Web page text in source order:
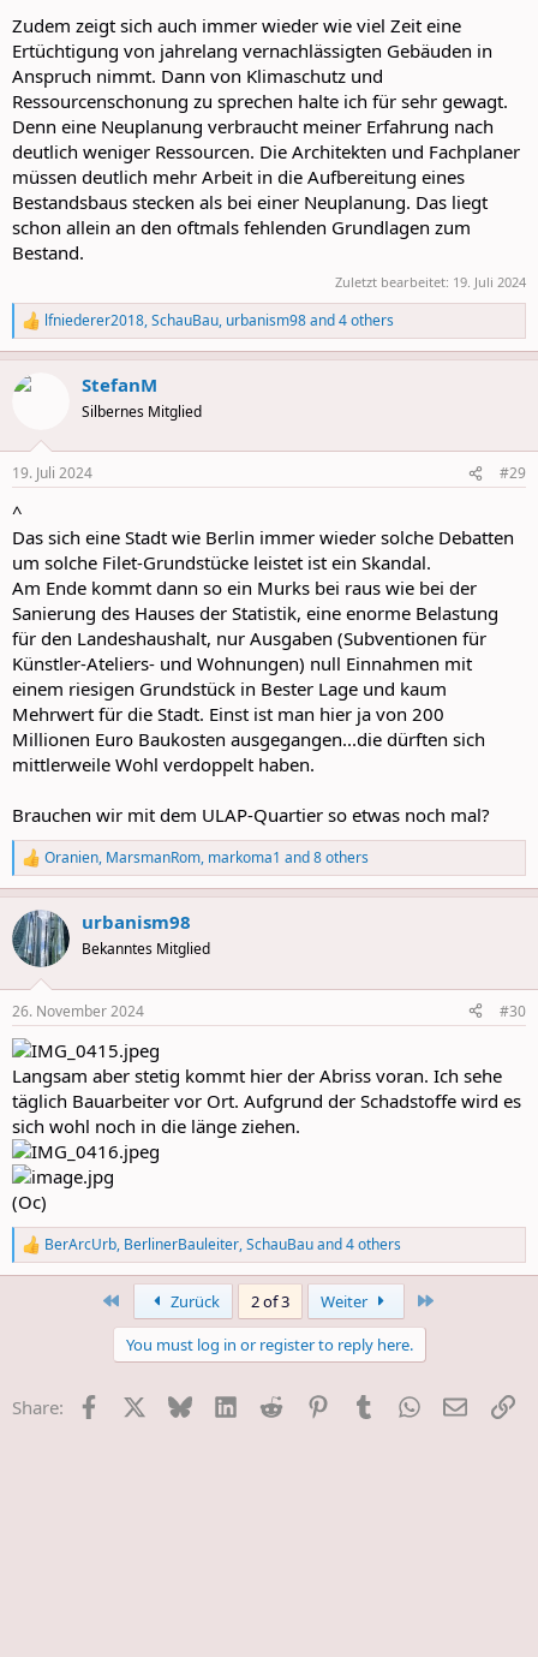
Zudem zeigt sich auch immer wieder wie viel Zeit eine
Ertüchtigung von jahrelang vernachlässigten Gebäuden in
Anspruch nimmt. Dann von Klimaschutz und
Ressourcenschonung zu sprechen halte ich für sehr gewagt.
Denn eine Neuplanung verbraucht meiner Erfahrung nach
deutlich weniger Ressourcen. Die Architekten und Fachplaner
müssen deutlich mehr Arbeit in die Aufbereitung eines
Bestandsbaus stecken als bei einer Neuplanung. Das liegt
schon allein an den oftmals fehlenden Grundlagen zum
Bestand.
Zuletzt bearbeitet: 19. Juli 2024
R
e
a
c
s
lfniederer2018,SchauBau, urbanism98and 4 others
StefanM
Silbernes Mitglied
19. Juli 2024 #29
^
Das sich eine Stadt wie Berlin immer wieder solche Debatten
um solche Filet-Grundstücke leistet ist ein Skandal.
Am Ende kommt dann so ein Murks bei raus wie bei der
Sanierung des Hauses der Statistik, eine enorme Belastung
für den Landeshaushalt, nur Ausgaben (Subventionen für
Künstler-Ateliers- und Wohnungen) null Einnahmen mit
einem riesigen Grundstück in Bester Lage und kaum
Mehrwert für die Stadt. Einst ist man hier ja von 200
Millionen Euro Baukosten ausgegangen...die dürften sich
mittlerweile Wohl verdoppelt haben.
Brauchen wir mit dem ULAP-Quartier so etwas noch mal?
R
e
a
c
t
i
s
:
Oranien, MarsmanRom, markoma1 and 8 others
urbanism98
Bekanntes Mitglied
26. November 2024 #30
Langsam aber stetig kommt hier der Abriss voran. Ich sehe
täglich Bauarbeiter vor Ort. Aufgrund der Schadstoffe wird es
sich wohl noch in die länge ziehen.
(Oc)
R
e
s
BerArcUrb, BerlinerBauleiter,SchauBauand 4 others
Zurück 2 of 3 Weiter
You must log in or register to reply here.
Share: Facebook Bluesky LinkedInReddit PinterestTumblrWhatsApp
E-Mail